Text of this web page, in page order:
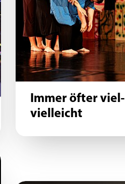
Immer öfter viel-
vielleicht